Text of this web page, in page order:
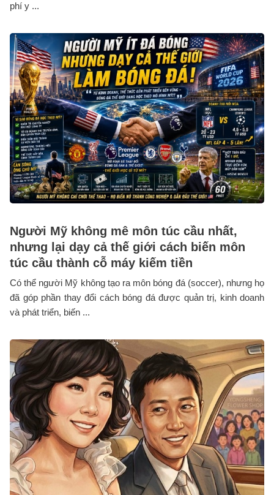
phí y ...
Người Mỹ không mê môn túc cầu nhất,
nhưng lại dạy cả thế giới cách biến môn
túc cầu thành cỗ máy kiếm tiền
Có thể người Mỹ không tạo ra môn bóng đá (soccer), nhưng họ
đã góp phần thay đổi cách bóng đá được quản trị, kinh doanh
và phát triển, biến ...